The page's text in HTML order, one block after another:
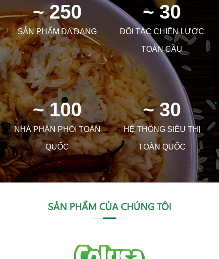
~ 250
SẢN PHẨM ĐA DẠNG
~ 30
ĐỐI TÁC CHIẾN LƯỢC
TOÀN CẦU
~ 100
NHÀ PHÂN PHỐI TOÀN
QUỐC
~ 30
HỆ THỐNG SIÊU THỊ
TOÀN QUỐC
SẢN PHẨM CỦA CHÚNG TÔI